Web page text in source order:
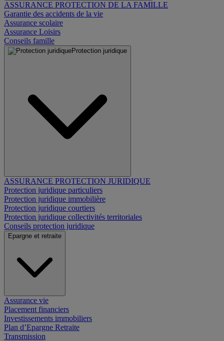
ASSURANCE PROTECTION DE LA FAMILLE
Garantie des accidents de la vie
Assurance scolaire
Assurance Loisirs
Conseils famille
Protection juridique
ASSURANCE PROTECTION JURIDIQUE
Protection juridique particuliers
Protection juridique immobilière
Protection juridique courtiers
Protection juridique collectivités territoriales
Conseils protection juridique
Epargne et retraite
Assurance vie
Placement financiers
Investissements immobiliers
Plan d’Epargne Retraite
Transmission